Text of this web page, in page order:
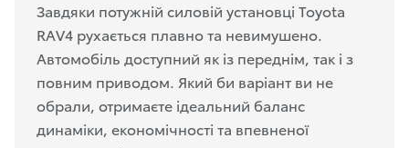
Завдяки потужній силовій установці Toyota
RAV4 рухається плавно та невимушено.
Автомобіль доступний як із переднім, так і з
повним приводом. Який би варіант ви не
обрали, отримаєте ідеальний баланс
динаміки, економічності та впевненої